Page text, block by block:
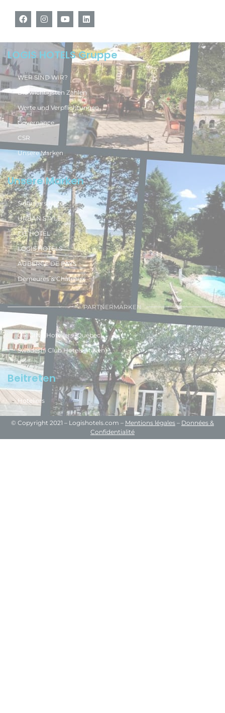
LOGIS HOTELS Gruppe
WER SIND WIR?
Die wichtigsten Zahlen
Werte und Verpflichtungen
Governance
CSR
Unsere Marken
Unsere Marken
Singuliers Hôtels
URBAN STYLE
CIT’HOTEL
LOGIS HOTELS
AUBERGE DE PAYS
Demeures & Châteaux
PARTNERMARKEN
ÔRIGINE Hoteliers (Quebec)
Swadeshi Club Hotels (Italien)
Beitreten
Hoteliers
© Copyright 2021 – Logishotels.com – Mentions légales – Données &
Confidentialité